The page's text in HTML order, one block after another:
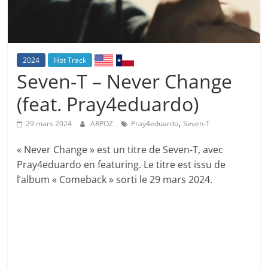
2024 Hot Track
Seven-T – Never Change
(feat. Pray4eduardo)
29 mars 2024 ARPOZ Pray4eduardo,Seven-T
« Never Change » est un titre de Seven-T, avec
Pray4eduardo en featuring. Le titre est issu de
l’album « Comeback » sorti le 29 mars 2024.